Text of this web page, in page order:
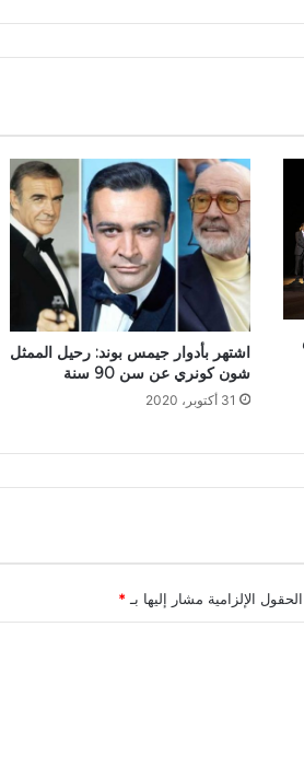
اشتهر بأدوار جيمس بوند: رحيل الممثل
شون كونري عن سن 90 سنة
31 أكتوبر، 2020
الحقول الإلزامية مشار إليها بـ *